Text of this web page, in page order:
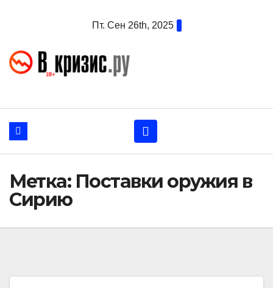
Пт. Сен 26th, 2025
Метка: Поставки оружия в
Сирию